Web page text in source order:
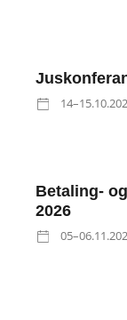
Betaling-
2026